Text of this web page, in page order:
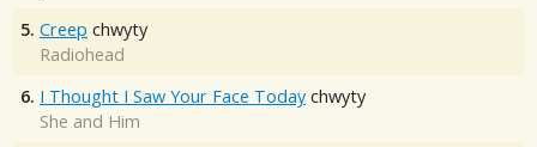
5. Creep chwyty
Radiohead
6. I Thought I Saw Your Face Today chwyty
She and Him